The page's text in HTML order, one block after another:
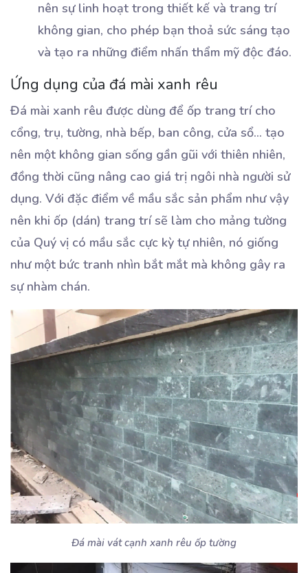
nên sự linh hoạt trong thiết kế và trang trí
không gian, cho phép bạn thoả sức sáng tạo
và tạo ra những điểm nhấn thẩm mỹ độc đáo.
Ứng dụng của đá mài xanh rêu
Đá mài xanh rêu được dùng để ốp trang trí cho
cổng, trụ, tường, nhà bếp, ban công, cửa sổ… tạo
nên một không gian sống gần gũi với thiên nhiên,
đồng thời cũng nâng cao giá trị ngôi nhà người sử
dụng. Với đặc điểm về mầu sắc sản phẩm như vậy
nên khi ốp (dán) trang trí sẽ làm cho mảng tường
của Quý vị có mầu sắc cực kỳ tự nhiên, nó giống
như một bức tranh nhìn bắt mắt mà không gây ra
sự nhàm chán.
Đá mài vát cạnh xanh rêu ốp tường